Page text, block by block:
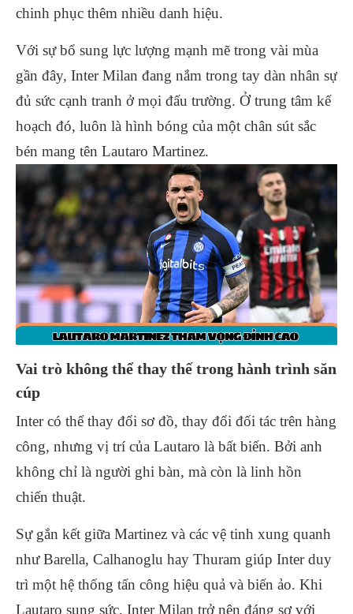
chinh phục thêm nhiều danh hiệu.
Với sự bổ sung lực lượng mạnh mẽ trong vài mùa
gần đây, Inter Milan đang nắm trong tay dàn nhân sự
đủ sức cạnh tranh ở mọi đấu trường. Ở trung tâm kế
hoạch đó, luôn là hình bóng của một chân sút sắc
bén mang tên Lautaro Martinez.
Vai trò không thể thay thế trong hành trình săn
cúp
Inter có thể thay đổi sơ đồ, thay đổi đối tác trên hàng
công, nhưng vị trí của Lautaro là bất biến. Bởi anh
không chỉ là người ghi bàn, mà còn là linh hồn
chiến thuật.
Sự gắn kết giữa Martinez và các vệ tinh xung quanh
như Barella, Calhanoglu hay Thuram giúp Inter duy
trì một hệ thống tấn công hiệu quả và biến ảo. Khi
Lautaro sung sức, Inter Milan trở nên đáng sợ với